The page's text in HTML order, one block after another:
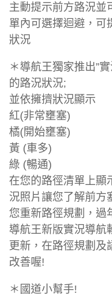
主動提示前方路況並
單內可選擇迴避，可
狀況
＊導航王獨家推出”
的路況狀況;
並依擁擠狀況顯示
紅(非常壅塞)
橘(開始壅塞)
黃 (車多)
綠 (暢通)
在您的路徑清單上顯
況照片讓您了解前方
您重新路徑規劃，過
導航王新版實況導航
更新，在路徑規劃及
改善喔!
＊國道小幫手!